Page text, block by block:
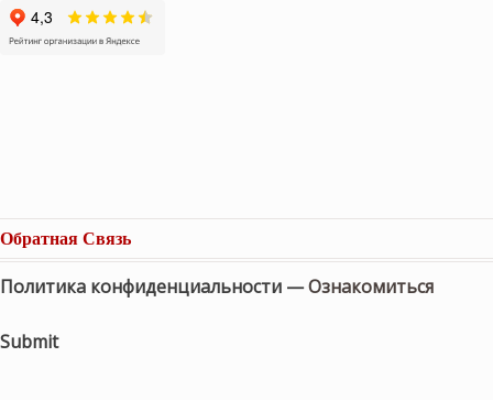
Обратная Связь
Политика конфиденциальности —Ознакомиться
Submit